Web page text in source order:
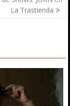
La Trastienda